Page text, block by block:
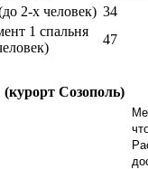
2-х человек) 34
1 спальня
47
(курорт Созополь)